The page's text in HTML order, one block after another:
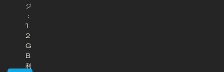
ジ
：
1
2
G
B
利